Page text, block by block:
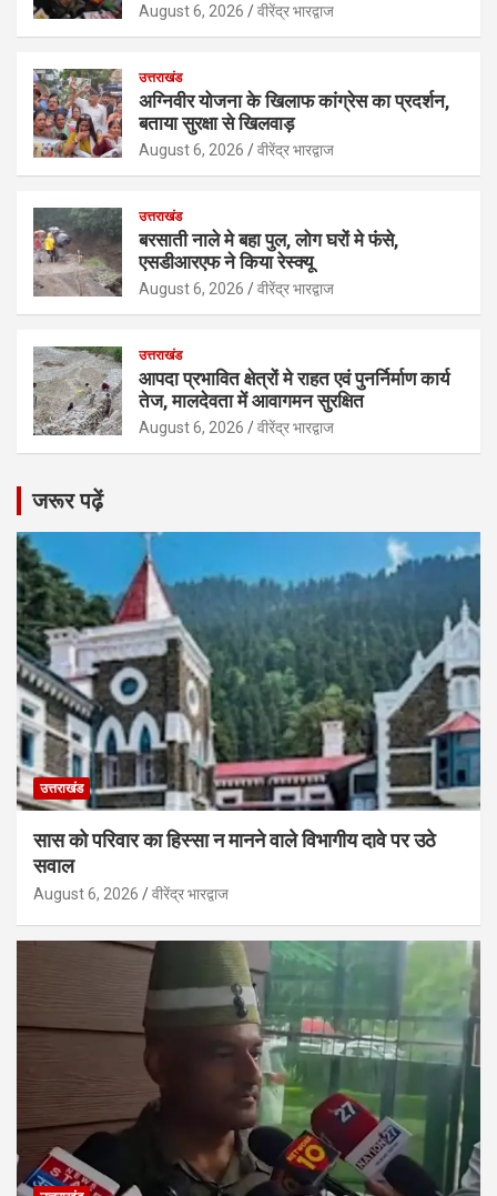
August 6, 2026 वीरेंद्र भारद्वाज
उत्तराखंड
अग्निवीर योजना के खिलाफ कांग्रेस का प्रदर्शन,
बताया सुरक्षा से खिलवाड़
August 6, 2026 वीरेंद्र भारद्वाज
उत्तराखंड
बरसाती नाले मे बहा पुल, लोग घरों मे फंसे,
एसडीआरएफ ने किया रेस्क्यू
August 6, 2026 वीरेंद्र भारद्वाज
उत्तराखंड
आपदा प्रभावित क्षेत्रों मे राहत एवं पुनर्निर्माण कार्य
तेज, मालदेवता में आवागमन सुरक्षित
August 6, 2026 वीरेंद्र भारद्वाज
जरूर पढ़ें
उत्तराखंड
सास को परिवार का हिस्सा न मानने वाले विभागीय दावे पर उठे
सवाल
August 6, 2026 वीरेंद्र भारद्वाज